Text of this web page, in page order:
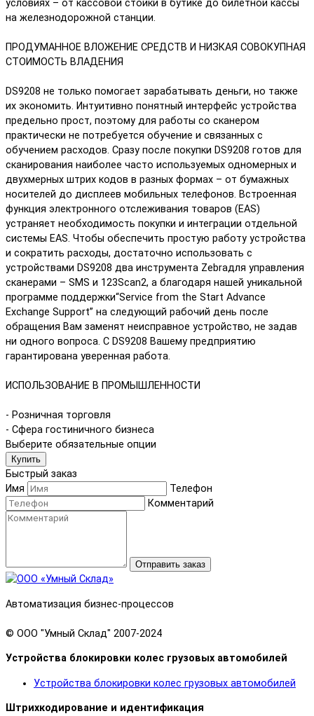
условиях – от кассовой стойки в бутике до билетной кассы
на железнодорожной станции.
ПРОДУМАННОЕ ВЛОЖЕНИЕ СРЕДСТВ И НИЗКАЯ СОВОКУПНАЯ
СТОИМОСТЬ ВЛАДЕНИЯ
DS9208 не только помогает зарабатывать деньги, но также
их экономить. Интуитивно понятный интерфейс устройства
предельно прост, поэтому для работы со сканером
практически не потребуется обучение и связанных с
обучением расходов. Сразу после покупки DS9208 готов для
сканирования наиболее часто используемых одномерных и
двухмерных штрих кодов в разных формах – от бумажных
носителей до дисплеев мобильных телефонов. Встроенная
функция электронного отслеживания товаров (EAS)
устраняет необходимость покупки и интеграции отдельной
системы EAS. Чтобы обеспечить простую работу устройства
и сократить расходы, достаточно использовать с
устройствами DS9208 два инструмента Zebraдля управления
сканерами – SMS и 123Scan2, а благодаря нашей уникальной
программе поддержки“Service from the Start Advance
Exchange Support” на следующий рабочий день после
обращения Вам заменят неисправное устройство, не задав
ни одного вопроса. С DS9208 Вашему предприятию
гарантирована уверенная работа.
ИСПОЛЬЗОВАНИЕ В ПРОМЫШЛЕННОСТИ
- Розничная торговля
- Сфера гостиничного бизнеса
Выберите обязательные опции
Купить
Быстрый заказ
Имя
Телефон
Комментарий
Отправить заказ
Автоматизация бизнес-процессов
© OOO "Умный Склад" 2007-2024
Устройства блокировки колес грузовых автомобилей
Устройства блокировки колес грузовых автомобилей
Штрихкодирование и идентификация